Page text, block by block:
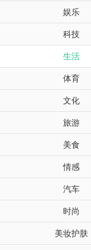
娱乐
科技
生活
体育
文化
旅游
美食
情感
汽车
时尚
美妆护肤